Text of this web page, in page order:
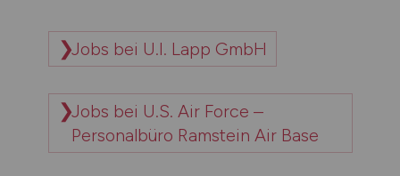
Jobs bei U.I. Lapp GmbH
Jobs bei U.S. Air Force –
Personalbüro Ramstein Air Base